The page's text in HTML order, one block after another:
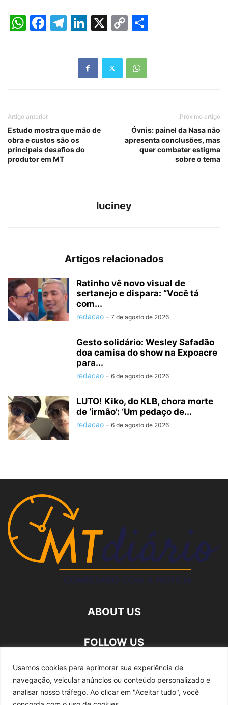
Usamos cookies para aprimorar sua experiência de
navegação, veicular anúncios ou conteúdo personalizado e
analisar nosso tráfego. Ao clicar em "Aceitar tudo", você
WhatsApp
Facebook
Telegram
LinkedIn
X
Copy
Artigo anterior
Estudo mostra que mão de
obra e custos são os
principais desafios do
produtor em MT
Próximo artigo
Óvnis: painel da Nasa não
apresenta conclusões, mas
quer combater estigma
sobre o tema
luciney
Artigos relacionados
Ratinho vê novo visual de
sertanejo e dispara: “Você tá
com...
redacao - 7 de agosto de 2026
Gesto solidário: Wesley Safadão
doa camisa do show na Expoacre
para...
redacao - 6 de agosto de 2026
LUTO! Kiko, do KLB, chora morte
de ‘irmão’: ‘Um pedaço de...
redacao - 6 de agosto de 2026
ABOUT US
FOLLOW US